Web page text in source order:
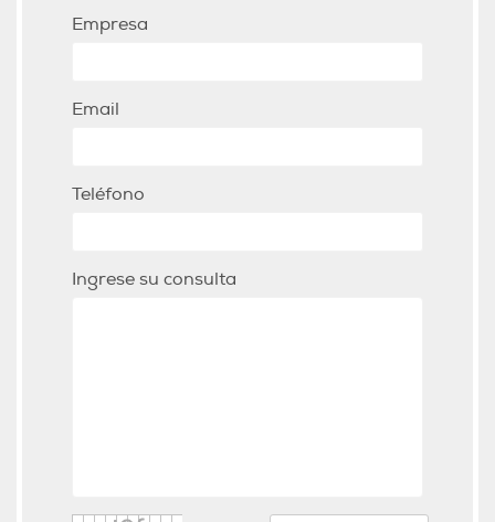
Empresa
Email
Teléfono
Ingrese su consulta